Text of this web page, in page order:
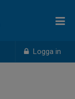
Logga in